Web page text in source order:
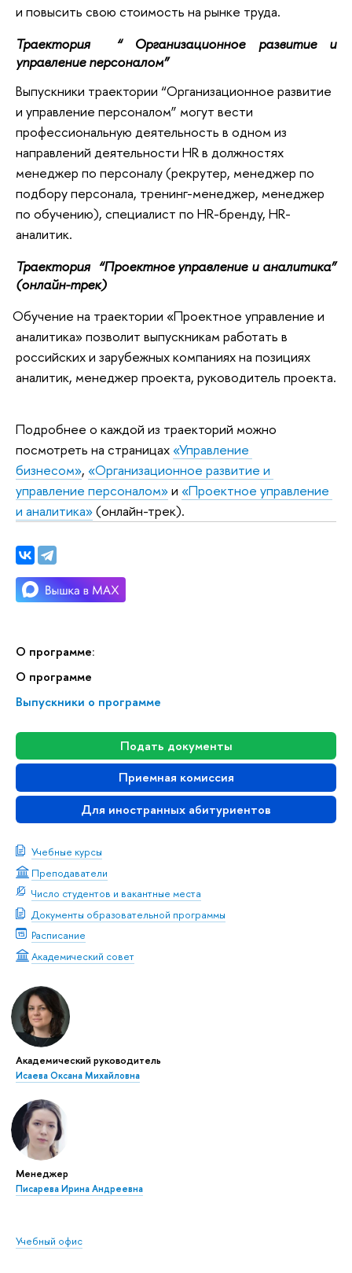
О программе:
О программе
Выпускники о программе
Подать документы
Приемная комиссия
Для иностранных абитуриентов
Учебные курсы
Преподаватели
Число студентов и вакантные места
Документы образовательной программы
Расписание
Академический совет
Академический руководитель
Исаева Оксана Михайловна
Менеджер
Писарева Ирина Андреевна
Учебный офис
и повысить свою стоимость на рынке труда.
Траектория  “ Организационное развитие и
управление персоналом”
Выпускники траектории “Организационное развитие
и управление персоналом” могут вести
профессиональную деятельность в одном из
направлений деятельности HR в должностях
менеджер по персоналу (рекрутер, менеджер по
подбору персонала, тренинг-менеджер, менеджер
по обучению), специалист по HR-бренду, HR-
аналитик.
Траектория  “Проектное управление и аналитика”
(онлайн-трек)
на траектории «Проектное управление и
аналитика» позволит выпускникам работать в
российских и зарубежных компаниях на позициях
аналитик, менеджер проекта, руководитель проекта.
Подробнее о каждой из траекторий можно
посмотреть на страницах «Управление
бизнесом», «Организационное развитие и
управление персоналом» и «Проектное управление
и аналитика» (онлайн-трек).